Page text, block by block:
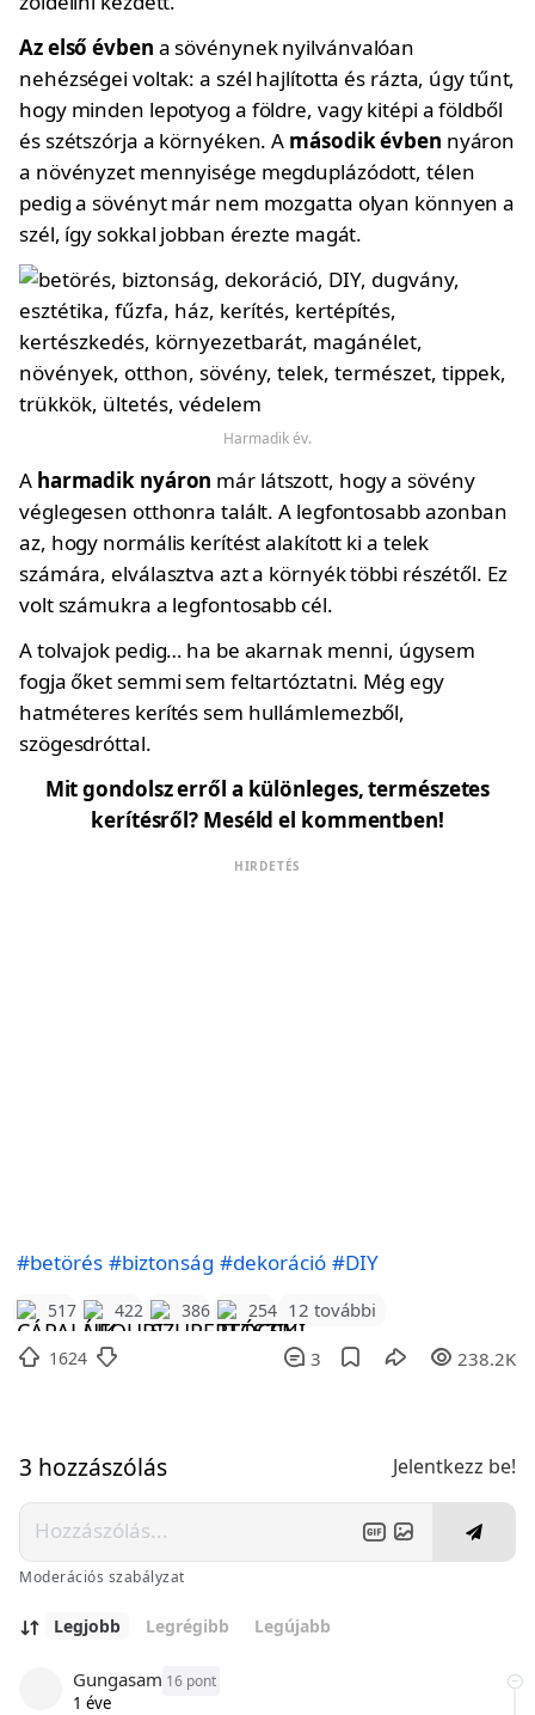
Az első évben a sövénynek nyilvánvalóan
nehézségei voltak: a szél hajlította és rázta, úgy tűnt,
hogy minden lepotyog a földre, vagy kitépi a földből
és szétszórja a környéken. A második évben nyáron
a növényzet mennyisége megduplázódott, télen
pedig a sövényt már nem mozgatta olyan könnyen a
szél, így sokkal jobban érezte magát.
Harmadik év.
A harmadik nyáron már látszott, hogy a sövény
véglegesen otthonra talált. A legfontosabb azonban
az, hogy normális kerítést alakított ki a telek
számára, elválasztva azt a környék többi részétől. Ez
volt számukra a legfontosabb cél.
A tolvajok pedig… ha be akarnak menni, úgysem
fogja őket semmi sem feltartóztatni. Még egy
hatméteres kerítés sem hullámlemezből,
szögesdróttal.
Mit gondolsz erről a különleges, természetes
kerítésről? Meséld el kommentben!
HIRDETÉS
#betörés #biztonság #dekoráció #DIY
517 422 386 254 12 további
1624 3 238.2K
3 hozzászólás Jelentkezz be!
Moderációs szabályzat
Legjobb Legrégibb Legújabb
Gungasam 16
1 éve